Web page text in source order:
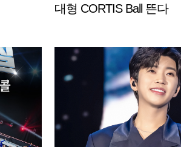
대형 CORTIS Ball 뜬다